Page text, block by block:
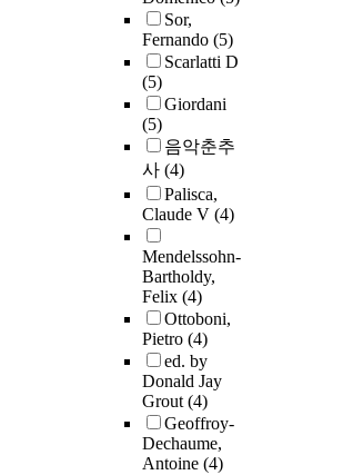
Sor,
Fernando (5)
Scarlatti D
(5)
Giordani
(5)
음악춘추
사 (4)
Palisca,
Claude V (4)
Mendelssohn-
Bartholdy,
Felix (4)
Ottoboni,
Pietro (4)
ed. by
Donald Jay
Grout(4)
Geoffroy-
Dechaume,
Antoine (4)